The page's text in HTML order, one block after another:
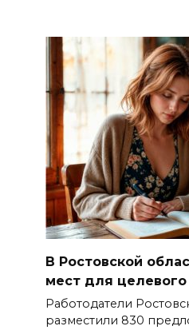
В Ростовской
мест для
Работодатели
разместили 830